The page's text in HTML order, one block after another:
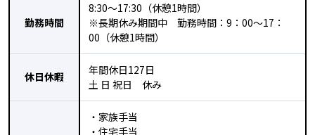
勤務時間
8:30～17:30（休憩1時間）
※長期休み期間中 勤務時間：9：00～17：
00（休憩1時間）
休日休暇
年間休日127日
土 日 祝日 休み
・家族手当
・住宅手当